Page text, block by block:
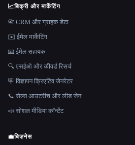
📈बिक्री और मार्केटिंग
📇 CRM और ग्राहक डेटा
✉️ ईमेल मार्केटिंग
📧 ईमेल सहायक
🔍 एसईओ और कीवर्ड रिसर्च
🪧 विज्ञापन क्रिएटिव जेनरेटर
📞 सेल्स आउटरीच और लीड जेन
📣 सोशल मीडिया कॉन्टेंट
💼बिज़नेस